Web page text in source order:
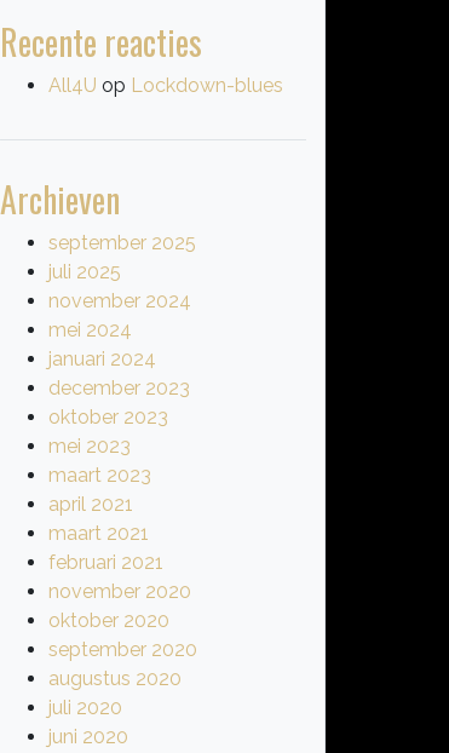
Recente reacties
All4U op Lockdown-blues
Archieven
september 2025
juli 2025
november 2024
mei 2024
januari 2024
december 2023
oktober 2023
mei 2023
maart 2023
april 2021
maart 2021
februari 2021
november 2020
oktober 2020
september 2020
augustus 2020
juli 2020
juni 2020